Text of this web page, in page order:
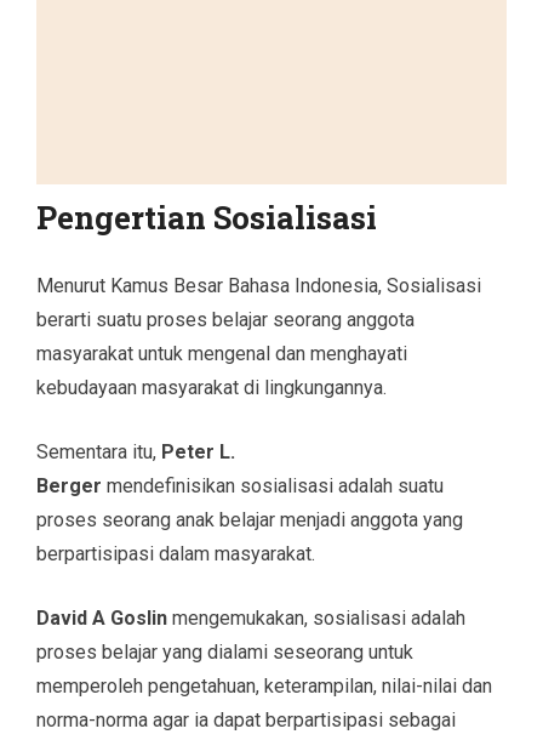
Pengertian Sosialisasi
Menurut Kamus Besar Bahasa Indonesia, Sosialisasi
berarti suatu proses belajar seorang anggota
masyarakat untuk mengenal dan menghayati
kebudayaan masyarakat di lingkungannya.
Sementara itu, Peter L.
Berger mendefinisikan sosialisasi adalah suatu
proses seorang anak belajar menjadi anggota yang
berpartisipasi dalam masyarakat.
David A Goslin mengemukakan, sosialisasi adalah
proses belajar yang dialami seseorang untuk
memperoleh pengetahuan, keterampilan, nilai-nilai dan
norma-norma agar ia dapat berpartisipasi sebagai